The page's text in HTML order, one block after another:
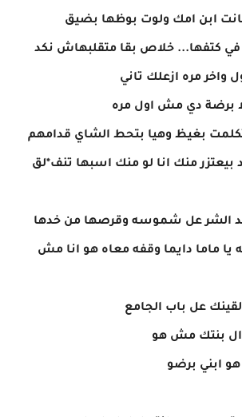
ابن امك ولوت بوظها بضيق
كتفها... خلاص بقا متقلبهاش نكد
واخر مره ازعلك تاني
برضة دي مش اول مره
بغيظ وهيا بتحط الشاي قدامهم
بيعتزر منك انا لو منك اسبها تنف*لق
الشر عل شموسه وقرصها من خدها
ماما دايما وقفه معاه هو انا مش
عل باب الجامع
بنتك مش هو
ابني برضو